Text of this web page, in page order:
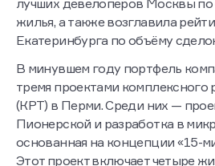
лучших девелоперов Москвы
жилья, а также возглавила
Екатеринбурга по объёму
В минувшем году портфель
тремя проектами комплексного
(КРТ) в Перми. Среди них —
Пионерской и разработка в
основанная на концепции «15-